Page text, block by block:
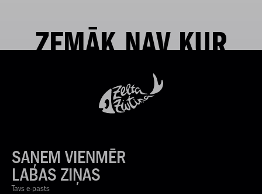
ZEMĀK NAV KUR
SAŅEM VIENMĒR
LABAS ZIŅAS
Tavs e-pasts